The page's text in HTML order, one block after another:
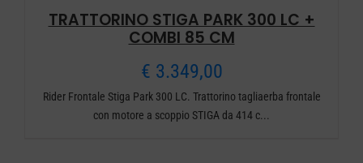
TRATTORINO STIGA PARK 300 LC +
COMBI 85 CM
€ 3.349,00
Rider Frontale Stiga Park 300 LC. Trattorino tagliaerba frontale
con motore a scoppio STIGA da 414 c...